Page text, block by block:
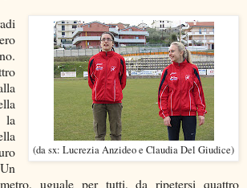
(da sx: Lucrezia Anzideo e Claudia Del Giudice)
la
uguale per tutti, da ripetersi quattro